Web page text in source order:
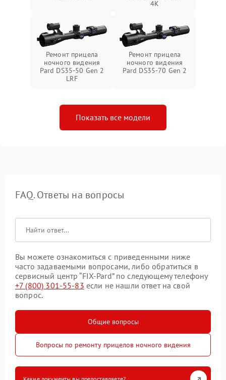
4K
Ремонт прицела
ночного видения
Pard DS35-50 Gen 2
LRF
Ремонт прицела
ночного видения
Pard DS35-70 Gen 2
Показать все модели
FAQ. Ответы на вопросы
Вы можете ознакомиться с приведенными ниже
часто задаваемыми вопросами, либо обратиться в
сервисный центр “FIX-Pard” по следующему телефону
+7 (800) 301-55-83 если не нашли ответ на свой
вопрос.
Общие вопросы
Вопросы по ремонту прицелов ночного видения